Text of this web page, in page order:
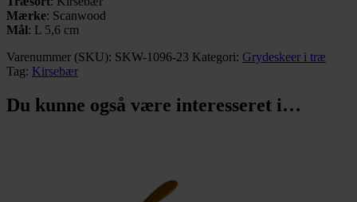
Mærke: Scanwood
Mål: L 5,6 cm
Varenummer (SKU): SKW-1096-23 Kategori: Grydeskeer i træ
Tag: Kirsebær
Du kunne også være interesseret i…